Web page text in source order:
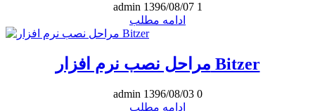
admin 1396/08/07 1
ادامه مطلب
مراحل نصب نرم افزار Bitzer
admin 1396/08/03 0
ادامه مطلب